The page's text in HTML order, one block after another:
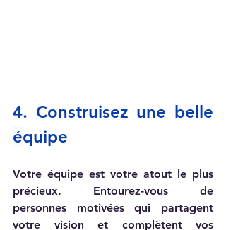
équipe
Votre équipe est votre atout le plus
précieux. Entourez-vous de
personnes motivées qui partagent
votre vision et complètent vos